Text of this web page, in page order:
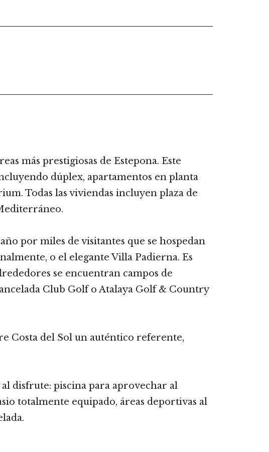
más prestigiosas de Estepona. Este
dúplex, apartamentos en planta
Todas las viviendas incluyen plaza de
por miles de visitantes que se hospedan
o el elegante Villa Padierna. Es
se encuentran campos de
Club Golf o Atalaya Golf & Country
Costa del Sol un auténtico referente,
disfrute: piscina para aprovechar al
totalmente equipado, áreas deportivas al